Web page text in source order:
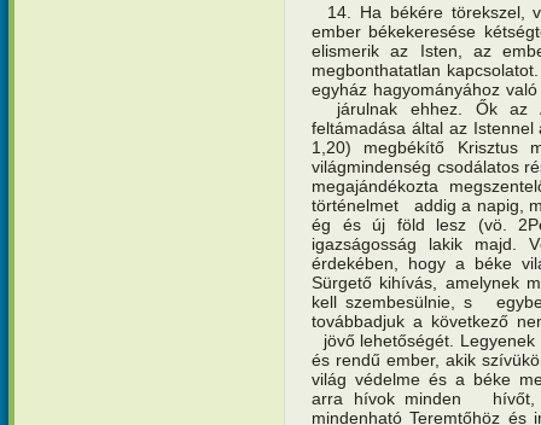
14. Ha békére törekszel,
ember békekeresése
elismerik az Isten, az
megbonthatatlan
egyház hagyományához
járulnak ehhez. Ők az
feltámadása által az
1,20) megbékítő Krisztus
világmindenség csodálatos
megajándékozta
történelmet addig a napig,
ég és új föld lesz (vö.
igazságosság lakik majd.
érdekében, hogy a béke
Sürgető kihívás, amelynek
kell szembesülnie, s
továbbadjuk a következő
jövő lehetőségét.
és rendű ember, akik
világ védelme és a béke
arra hívok minden hívőt,
mindenható Teremtőhöz és